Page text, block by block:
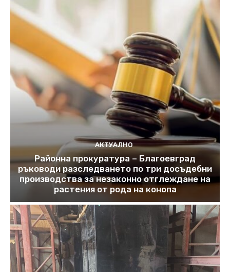
АКТУАЛНО
Районна прокуратура – Благоевград
ръководи разследването по три досъдебни
производства за незаконно отглеждане на
растения от рода на конопа